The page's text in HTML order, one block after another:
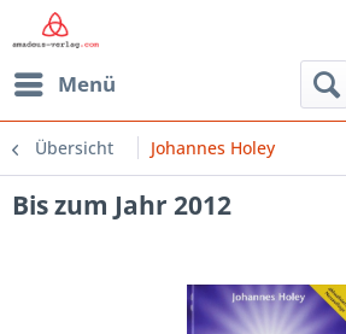
Menü
Übersicht Johannes Holey
Bis zum Jahr 2012